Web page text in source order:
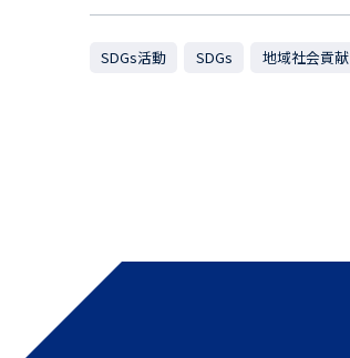
SDGs活動 SDGs 地域社会貢献